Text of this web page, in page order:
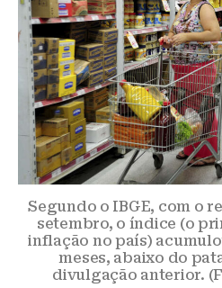
Segundo o IBGE, com o
setembro, o índice (o
inflação no país)
meses, abaixo do
divulgação anterior.